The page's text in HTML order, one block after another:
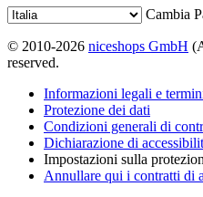
Cambia
© 2010-2026 niceshops GmbH
reserved.
Informazioni legali e
Protezione dei dati
Condizioni generali di
Dichiarazione di
Impostazioni sulla
Annullare qui i contratti di